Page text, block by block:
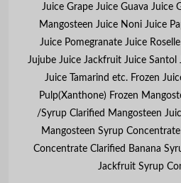
Juice Grape Juice Guava Juice
Mangosteen Juice Noni Juice
Juice Pomegranate Juice
Jujube Juice Jackfruit Juice Santol
Juice Tamarind etc. Frozen
Pulp(Xanthone) Frozen
/Syrup Clarified Mangosteen
Mangosteen Syrup
Concentrate Clarified Banana
Jackfruit Syrup